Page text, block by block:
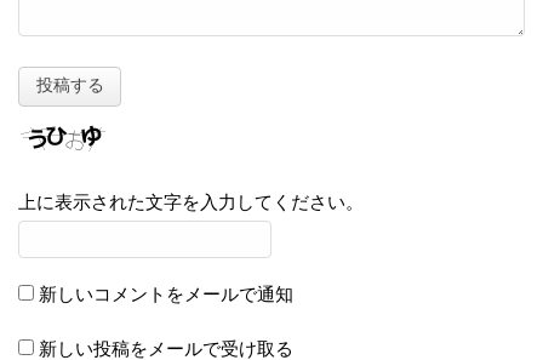
上に表示された文字を入力してください。
新しいコメントをメールで通知
新しい投稿をメールで受け取る